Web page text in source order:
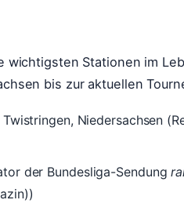
wichtigsten Stationen im
bis zur aktuellen
Niedersachsen
der Bundesliga-Sendung